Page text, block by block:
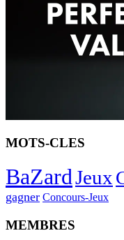
MOTS-CLES
BaZardJeux
gagner Concours-Jeux
MEMBRES